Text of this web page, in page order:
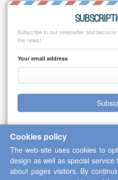
Subscribe to our newsletter and
the news!
Your email address
Copyright © 2013-2026 Scientific
Cookies policy
The web-site uses cookies to
design as well as special
about pages visitors. By